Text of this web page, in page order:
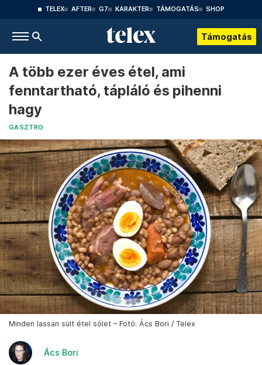
TELEX AFTER G7 KARAKTER TÁMOGATÁS SHOP
Támogatás
A több ezer éves étel, ami
fenntartható, tápláló és pihenni
hagy
GASZTRO
Minden lassan sült étel sólet – Fotó: Ács Bori / Telex
Ács Bori